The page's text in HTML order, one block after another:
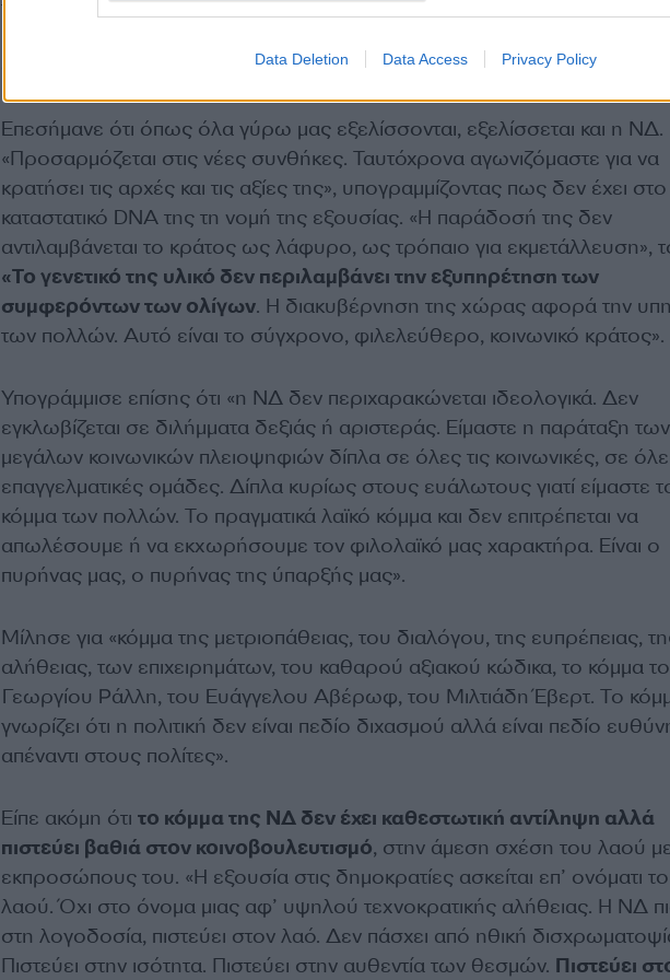
Data Deletion Data Access Privacy Policy
για όλους. Μια Ελλάδα που ενώνει. Μια Ελλάδα που δε διχάζει. Μια
Επεσήμανε ότι όπως όλα γύρω μας εξελίσσονται, εξελίσσεται και η ΝΔ.
«Προσαρμόζεται στις νέες συνθήκες. Ταυτόχρονα αγωνιζόμαστε για να
κρατήσει τις αρχές και τις αξίες της», υπογραμμίζοντας πως δεν έχει στο
καταστατικό DNA της τη νομή της εξουσίας. «Η παράδοσή της δεν
αντιλαμβάνεται το κράτος ως λάφυρο, ως τρόπαιο για εκμετάλλευση»,
«Το γενετικό της υλικό δεν περιλαμβάνει την εξυπηρέτηση των
συμφερόντων των ολίγων. Η διακυβέρνηση της χώρας αφορά την
των πολλών. Αυτό είναι το σύγχρονο, φιλελεύθερο, κοινωνικό κράτος».
Υπογράμμισε επίσης ότι «η ΝΔ δεν περιχαρακώνεται ιδεολογικά. Δεν
εγκλωβίζεται σε διλήμματα δεξιάς ή αριστεράς. Είμαστε η παράταξη των
μεγάλων κοινωνικών πλειοψηφιών δίπλα σε όλες τις κοινωνικές, σε
επαγγελματικές ομάδες. Δίπλα κυρίως στους ευάλωτους γιατί είμαστε
κόμμα των πολλών. Το πραγματικά λαϊκό κόμμα και δεν επιτρέπεται να
απωλέσουμε ή να εκχωρήσουμε τον φιλολαϊκό μας χαρακτήρα. Είναι ο
πυρήνας μας, ο πυρήνας της ύπαρξής μας».
Μίλησε για «κόμμα της μετριοπάθειας, του διαλόγου, της ευπρέπειας,
αλήθειας, των επιχειρημάτων, του καθαρού αξιακού κώδικα, το κόμμα
Γεωργίου Ράλλη, του Ευάγγελου Αβέρωφ, του Μιλτιάδη Έβερτ. Το
γνωρίζει ότι η πολιτική δεν είναι πεδίο διχασμού αλλά είναι πεδίο
απέναντι στους πολίτες».
Είπε ακόμη ότι το κόμμα της ΝΔ δεν έχει καθεστωτική αντίληψη αλλά
πιστεύει βαθιά στον κοινοβουλευτισμό, στην άμεση σχέση του λαού
εκπροσώπους του. «Η εξουσία στις δημοκρατίες ασκείται επ’ ονόματι
λαού. Όχι στο όνομα μιας αφ’ υψηλού τεχνοκρατικής αλήθειας. Η ΝΔ
στη λογοδοσία, πιστεύει στον λαό. Δεν πάσχει από ηθική
Πιστεύει στην ισότητα. Πιστεύει στην αυθεντία των θεσμών. Πιστεύει